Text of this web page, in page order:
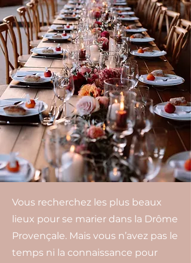
Vous recherchez les plus beaux
lieux pour se marier dans la Drôme
Provençale. Mais vous n’avez pas le
temps ni la connaissance pour